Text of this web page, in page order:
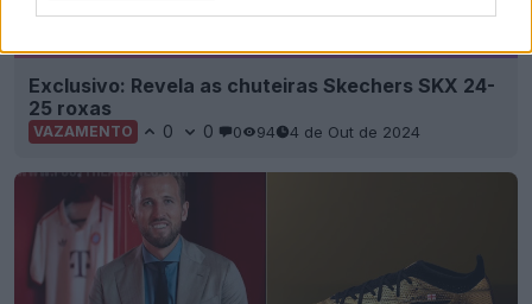
Exclusivo: Revela as chuteiras Skechers SKX 24-
25 roxas
VAZAMENTO 0 0 0 94 4 de Out de 2024